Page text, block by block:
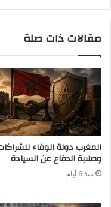
مقالات ذات صلة
المغرب دولة الوفاء
وصلابة الدفاع عن السيادة
منذ 6 أيام